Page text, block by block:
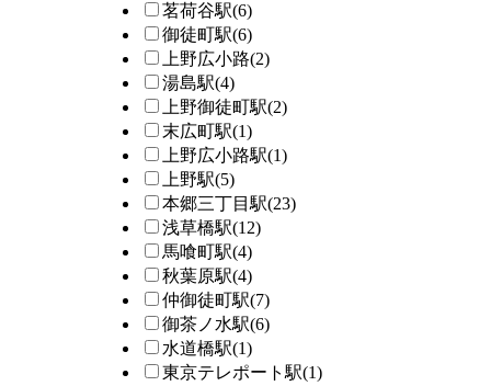
茗荷谷駅(6)
御徒町駅(6)
上野広小路(2)
湯島駅(4)
上野御徒町駅(2)
末広町駅(1)
上野広小路駅(1)
上野駅(5)
本郷三丁目駅(23)
浅草橋駅(12)
馬喰町駅(4)
秋葉原駅(4)
仲御徒町駅(7)
御茶ノ水駅(6)
水道橋駅(1)
東京テレポート駅(1)